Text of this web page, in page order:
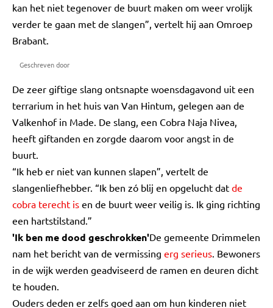
kan het niet tegenover de buurt maken om weer vrolijk
verder te gaan met de slangen”, vertelt hij aan Omroep
Brabant.
Geschreven door
De zeer giftige slang ontsnapte woensdagavond uit een
terrarium in het huis van Van Hintum, gelegen aan de
Valkenhof in Made. De slang, een Cobra Naja Nivea,
heeft giftanden en zorgde daarom voor angst in de
buurt.
“Ik heb er niet van kunnen slapen”, vertelt de
slangenliefhebber. “Ik ben zó blij en opgelucht dat de
cobra terecht is en de buurt weer veilig is. Ik ging richting
een hartstilstand.”
'Ik ben me dood geschrokken'De gemeente Drimmelen
nam het bericht van de vermissing erg serieus. Bewoners
in de wijk werden geadviseerd de ramen en deuren dicht
te houden.
Ouders deden er zelfs goed aan om hun kinderen niet